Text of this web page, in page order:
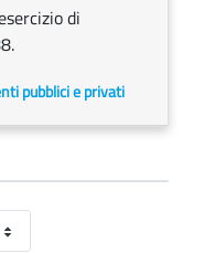
di
pubblici e privati